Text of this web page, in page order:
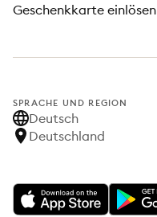
Geschenkkarte einlösen
SPRACHE UND REGION
Deutsch
Deutschland